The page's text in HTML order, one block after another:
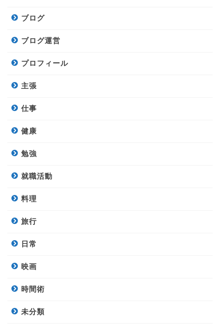
ブログ
ブログ運営
プロフィール
主張
仕事
健康
勉強
就職活動
料理
旅行
日常
映画
時間術
未分類